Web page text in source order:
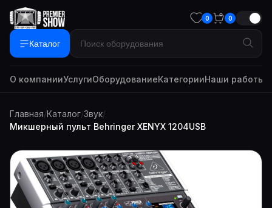
Каталог
0 0
О компанииУслугиОборудованиеКатегорииНаши работы
Главная/Каталог/Звук/
Микшерный пульт Behringer XENYX 1204USB